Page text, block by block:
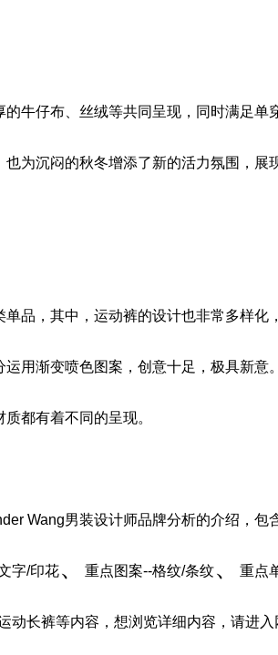
牛仔布、丝绒等共同呈现，同时满足单
为沉闷的秋冬增添了新的活力氛围，展
品，其中，运动裤的设计也非常多样化
运用渐变喷色图案，创意十足，极具新意
都有着不同的呈现。
Wang男装设计师品牌分析的介绍，包
字/印花、 重点图案--格纹/条纹、 重点
动长裤等内容，想浏览详细内容，请进入